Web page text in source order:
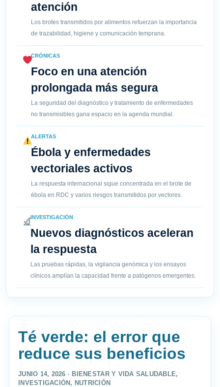
atención
Los brotes transmitidos por alimentos refuerzan la importancia
de trazabilidad, higiene y comunicación temprana.
CRÓNICAS
Foco en una atención
prolongada más segura
La seguridad del diagnóstico y tratamiento de enfermedades
no transmisibles gana espacio en la agenda mundial.
ALERTAS
Ébola y enfermedades
vectoriales activos
La respuesta internacional sigue concentrada en el brote de
ébola en RDC y varios riesgos transmitidos por vectores.
INVESTIGACIÓN
Nuevos diagnósticos aceleran
la respuesta
Las pruebas rápidas, la vigilancia genómica y los ensayos
clínicos amplían la capacidad frente a patógenos emergentes.
Té verde: el error que
reduce sus beneficios
JUNIO 14, 2026 · BIENESTAR Y VIDA SALUDABLE,
INVESTIGACIÓN , NUTRICIÓN